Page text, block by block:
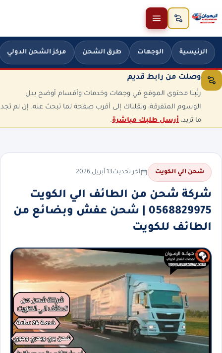
تخطَّ إلى المحتوى
الرئيسية الوجهات طرق الشحن مركز الشحن الدولي
وصلت من رابط قديم
رتّبنا محتوى الموقع في وجهات وخدمات وأقسام أوضح بدل
الوسوم المتفرقة، ونقلناك إلى أقرب صفحة لما تبحث عنه. إن لم تجد
ما تريد، أرسل طلبك مباشرة.
شحن الي الكويت آخر تحديث13 أبريل 2026
شركة شحن من الطائف الي الكويت
0568829975 | شحن عفش وبضائع من
الطائف للكويت